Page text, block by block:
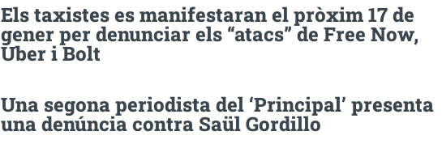
Els taxistes es manifestaran el pròxim 17 de
gener per denunciar els “atacs” de Free Now,
Uber i Bolt
Una segona periodista del ‘Principal’ presenta
una denúncia contra Saül Gordillo